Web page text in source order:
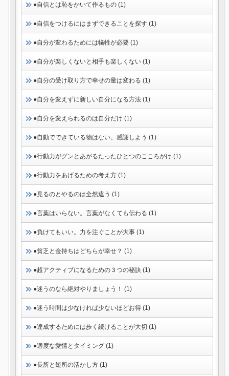
●自信とは恥をかいて作るもの (1)
●自信をつけるにはまずできることを探す (1)
●自分が変わるためには犠牲が必要 (1)
●自分が楽しくないと相手も楽しくない (1)
●自分の受け取り方で幸せの量は変わる (1)
●自分を変えずに新しい自分になる方法 (1)
●自分を変えられるのは自分だけ (1)
●自動でできている物はない。感謝しよう (1)
●行動力がグンとあがるたったひとつのこころがけ (1)
●行動力をあげるための考え方 (1)
●見るのとやるのは全然違う (1)
●言葉はいらない。言葉がなくても伝わる (1)
●負けてもいい。力を注ぐことが大事 (1)
●貧乏と金持ちはどちらが幸せ？ (1)
●超アクティブになるための３つの秘訣 (1)
●迷うのなら絶対やりましょう！ (1)
●迷う時間は少なければ少ないほどお得 (1)
●達成するためには歩く続けることが大切 (1)
●適度な愛情とタイミング (1)
●長所と短所の活かし方 (1)